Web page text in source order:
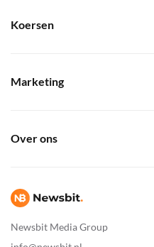
Newsbit Media Group
Koersen
Marketing
Over ons